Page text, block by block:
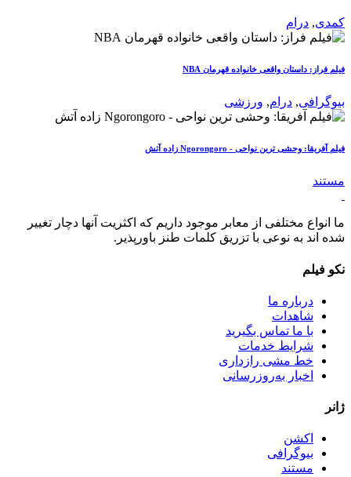
کمدی, درام
فیلم فراز: داستان واقعی خانواده قهرمان NBA
بیوگرافی, درام, ورزشی
فیلم آفریقا: وحشی ترین نواحی - Ngorongoro زاده آتش
مستند
ما انواع مختلفی از معابر موجود داریم که اکثریت آنها دچار تغییر
شده اند به نوعی با تزریق کلمات طنز باورپذیر.
نکو فیلم
درباره ما
شاهدات
با ما تماس بگیرید
شرایط خدمات
خط مشی رازداری
اخبار به‌روزرسانی
ژانر
اکشن
بیوگرافی
مستند